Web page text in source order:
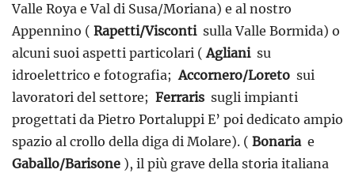
Valle Roya e Val di Susa/Moriana) e al nostro
Appennino ( Rapetti/Viscontisulla Valle Bormida) o
alcuni suoi aspetti particolari (Aglianisu
idroelettrico e fotografia;Accornero/Loreto sui
lavoratori del settore; Ferraris sugli impianti
progettati da Pietro Portaluppi E’ poi dedicato ampio
spazio al crollo della diga di Molare). ( Bonaria e
Gaballo/Barisone ), il più grave della storia italiana